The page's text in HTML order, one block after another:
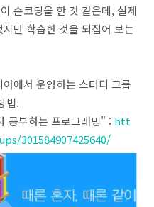
손코딩을 한 것 같은데, 실제
만 학습한 것을 되집어 보는
에서 운영하는 스터디 그룹
법.
공부하는 프로그래밍" : htt
301584907425640/